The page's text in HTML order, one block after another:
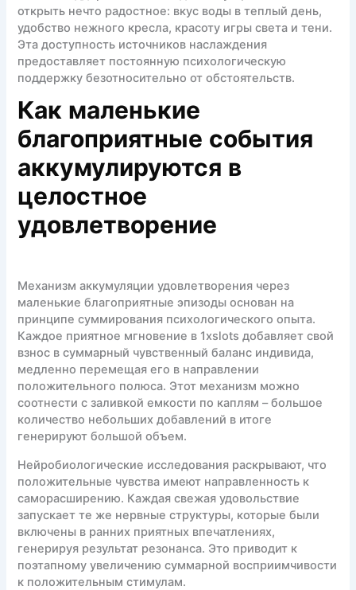
открыть нечто радостное: вкус воды в теплый день,
удобство нежного кресла, красоту игры света и тени.
Эта доступность источников наслаждения
предоставляет постоянную психологическую
поддержку безотносительно от обстоятельств.
Как маленькие
благоприятные события
аккумулируются в
целостное
удовлетворение
Механизм аккумуляции удовлетворения через
маленькие благоприятные эпизоды основан на
принципе суммирования психологического опыта.
Каждое приятное мгновение в 1xslots добавляет свой
взнос в суммарный чувственный баланс индивида,
медленно перемещая его в направлении
положительного полюса. Этот механизм можно
соотнести с заливкой емкости по каплям – большое
количество небольших добавлений в итоге
генерируют большой объем.
Нейробиологические исследования раскрывают, что
положительные чувства имеют направленность к
саморасширению. Каждая свежая удовольствие
запускает те же нервные структуры, которые были
включены в ранних приятных впечатлениях,
генерируя результат резонанса. Это приводит к
поэтапному увеличению суммарной восприимчивости
к положительным стимулам.